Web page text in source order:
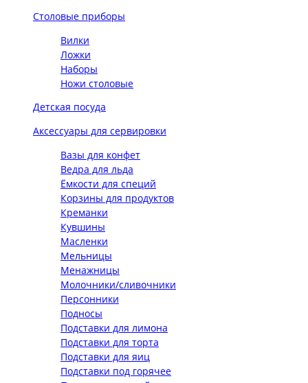
Столовые приборы
Вилки
Ложки
Наборы
Ножи столовые
Детская посуда
Аксессуары для сервировки
Вазы для конфет
Ведра для льда
Ёмкости для специй
Корзины для продуктов
Креманки
Кувшины
Масленки
Мельницы
Менажницы
Молочники/сливочники
Персонники
Подносы
Подставки для лимона
Подставки для торта
Подставки для яиц
Подставки под горячее